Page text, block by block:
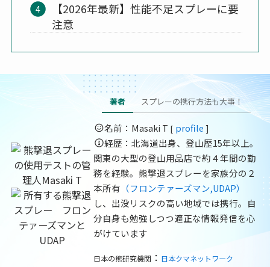
【2026年最新】性能不足スプレーに要
注意
著者 スプレーの携行方法も大事！
名前：Masaki T [ profile]
経歴：北海道出身、登山歴15年以上。
関東の大型の登山用品店で約４年間の勤
務を経験。熊撃退スプレーを家族分の２
本所有 （フロンテァーズマン,UDAP）
し、出没リスクの高い地域では携行。自
分自身も勉強しつつ適正な情報発信を心
がけています
日本の熊研究機関 ： 日本クマネットワーク